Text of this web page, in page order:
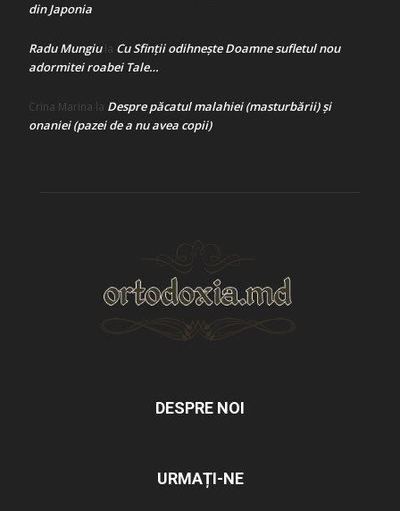
din Japonia
Radu Mungiula Cu Sfinții odihnește Doamne sufletul nou
adormitei roabei Tale…
Crina Marina la Despre păcatul malahiei (masturbării) şi
onaniei (pazei de a nu avea copii)
DESPRE NOI
URMAȚI-NE